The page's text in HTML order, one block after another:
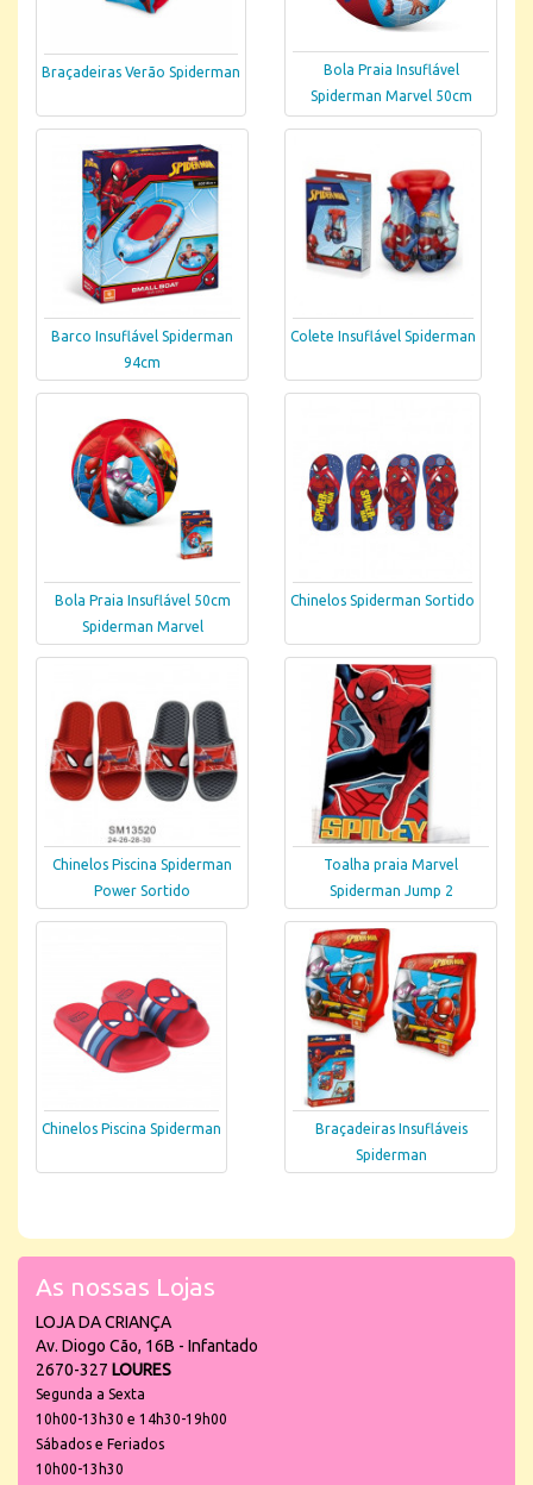
Braçadeiras Verão Spiderman
Bola Praia Insuflável
Spiderman Marvel 50cm
Barco Insuflável Spiderman
94cm
Colete Insuflável Spiderman
Bola Praia Insuflável 50cm
Spiderman Marvel
Chinelos Spiderman Sortido
Chinelos Piscina Spiderman
Power Sortido
Toalha praia Marvel
Spiderman Jump 2
Chinelos Piscina Spiderman
Braçadeiras Insufláveis
Spiderman
As nossas Lojas
LOJA DA CRIANÇA
Av. Diogo Cão, 16B - Infantado
2670-327 LOURES
Segunda a Sexta
10h00-13h30 e 14h30-19h00
Sábados e Feriados
10h00-13h30